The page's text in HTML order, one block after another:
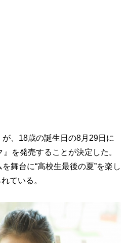
が、18歳の誕生日の8月29日に
』を発売することが決定した。
舞台に“高校生最後の夏”を楽し
ている。